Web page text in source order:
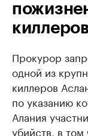
Прокурор
одной из
киллеров
по указанию
Алания
убийств, в